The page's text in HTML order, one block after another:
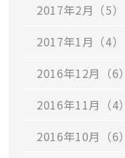
2017年2月（5）
2017年1月（4）
2016年12月（6）
2016年11月（4）
2016年10月（6）